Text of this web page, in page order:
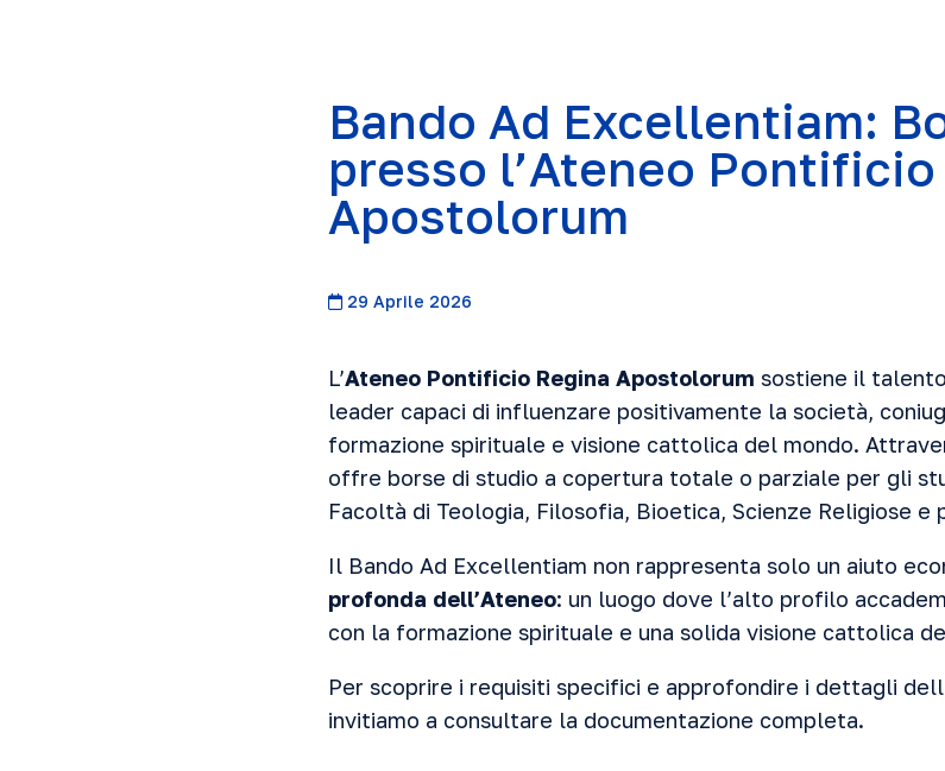
Bando Ad Excellentiam:
presso l’Ateneo Pontificio
Apostolorum
29 Aprile 2026
L’Ateneo Pontificio Regina Apostolorum sostiene il
leader capaci di influenzare positivamente la società,
formazione spirituale e visione cattolica del mondo.
offre borse di studio a copertura totale o parziale per gli
Facoltà di Teologia, Filosofia, Bioetica, Scienze Religiose e
Il Bando Ad Excellentiam non rappresenta solo un aiuto
profonda dell’Ateneo: un luogo dove l’alto profilo
con la formazione spirituale e una solida visione cattolica
Per scoprire i requisiti specifici e approfondire i dettagli
invitiamo a consultare la documentazione completa.